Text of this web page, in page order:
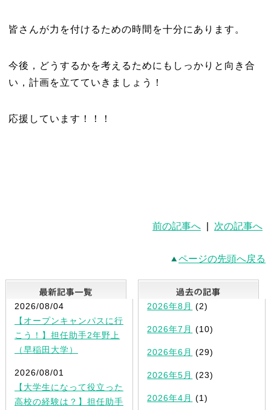
皆さんが力を付けるための時間を十分にあります。
今後，どうするかを考えるためにもしっかりと向き合
い，計画を立てていきましょう！
応援しています！！！
前の記事へ 次の記事へ
ページの先頭へ戻る
最新記事一覧
2026/08/04
【オープンキャンパスに行
こう！】担任助手2年野上
（早稲田大学）
2026/08/01
【大学生になって役立った
高校の経験は？】担任助手
2026年8月 (2)
2026年7月 (10)
2026年6月 (29)
2026年5月 (23)
2026年4月 (1)